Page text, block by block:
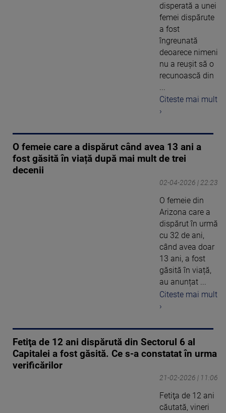
disperată a unei
femei dispărute
a fost
îngreunată
deoarece nimeni
nu a reușit să o
recunoască din
Citeste mai mult
›
O femeie care a dispărut când avea 13 ani a
fost găsită în viață după mai mult de trei
decenii
02-04-2026 | 22:23
O femeie din
Arizona care a
dispărut în urmă
cu 32 de ani,
când avea doar
13 ani, a fost
găsită în viață,
au anunțat ...
Citeste mai mult
›
Fetiţa de 12 ani dispărută din Sectorul 6 al
Capitalei a fost găsită. Ce s-a constatat în urma
verificărilor
21-02-2026 | 11:06
Fetiţa de 12 ani
căutată, vineri